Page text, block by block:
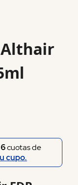
6cuotas de
cupo.